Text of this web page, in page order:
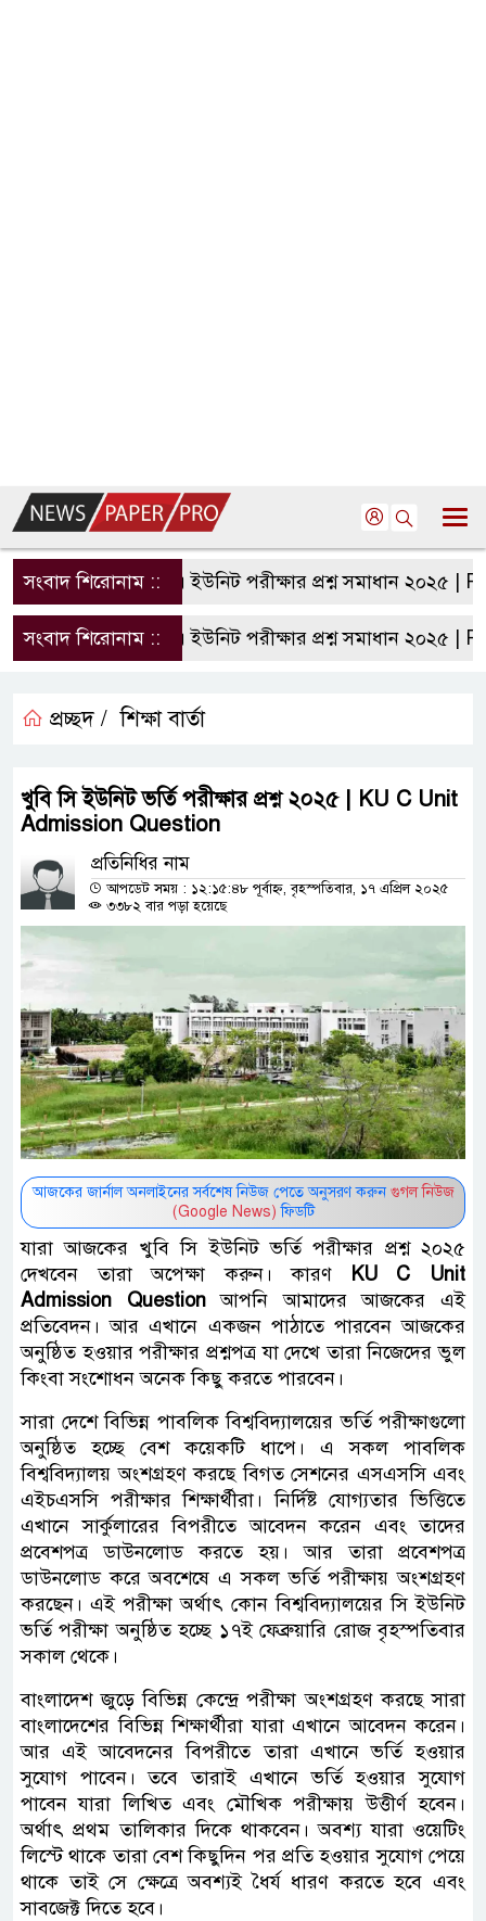
সংবাদ শিরোনাম ::রাবি এ ইউনিট পরীক্ষার প্রশ্ন সমাধান ২০২৫ |
সংবাদ শিরোনাম ::রাবি এ ইউনিট পরীক্ষার প্রশ্ন সমাধান ২০২৫ |
প্রচ্ছদ / শিক্ষা বার্তা
খুবি সি ইউনিট ভর্তি পরীক্ষার প্রশ্ন ২০২৫ | KU C Unit
Admission Question
প্রতিনিধির নাম
আপডেট সময় : ১২:১৫:৪৮ পূর্বাহ্ন, বৃহস্পতিবার, ১৭ এপ্রিল ২০২৫
৩৩৮২ বার পড়া হয়েছে
আজকের জার্নাল অনলাইনের সর্বশেষ নিউজ পেতে অনুসরণ করুন গুগল নিউজ
(Google News) ফিডটি
যারা আজকের খুবি সি ইউনিট ভর্তি পরীক্ষার প্রশ্ন ২০২৫
দেখবেন তারা অপেক্ষা করুন। কারণ
KU C Unit
Admission Questionআপনি আমাদের আজকের এই
প্রতিবেদন। আর এখানে একজন পাঠাতে পারবেন আজকের
অনুষ্ঠিত হওয়ার পরীক্ষার প্রশ্নপত্র যা দেখে তারা নিজেদের ভুল
কিংবা সংশোধন অনেক কিছু করতে পারবেন।
সারা দেশে বিভিন্ন পাবলিক বিশ্ববিদ্যালয়ের ভর্তি পরীক্ষাগুলো
অনুষ্ঠিত হচ্ছে বেশ কয়েকটি ধাপে। এ সকল পাবলিক
বিশ্ববিদ্যালয় অংশগ্রহণ করছে বিগত সেশনের এসএসসি এবং
এইচএসসি পরীক্ষার শিক্ষার্থীরা। নির্দিষ্ট যোগ্যতার ভিত্তিতে
এখানে সার্কুলারের বিপরীতে আবেদন করেন এবং তাদের
প্রবেশপত্র ডাউনলোড করতে হয়। আর তারা প্রবেশপত্র
ডাউনলোড করে অবশেষে এ সকল ভর্তি পরীক্ষায় অংশগ্রহণ
করছেন। এই পরীক্ষা অর্থাৎ কোন বিশ্ববিদ্যালয়ের সি ইউনিট
ভর্তি পরীক্ষা অনুষ্ঠিত হচ্ছে ১৭ই ফেব্রুয়ারি রোজ বৃহস্পতিবার
সকাল থেকে।
বাংলাদেশ জুড়ে বিভিন্ন কেন্দ্রে পরীক্ষা অংশগ্রহণ করছে সারা
বাংলাদেশের বিভিন্ন শিক্ষার্থীরা যারা এখানে আবেদন করেন।
আর এই আবেদনের বিপরীতে তারা এখানে ভর্তি হওয়ার
সুযোগ পাবেন। তবে তারাই এখানে ভর্তি হওয়ার সুযোগ
পাবেন যারা লিখিত এবং মৌখিক পরীক্ষায় উত্তীর্ণ হবেন।
অর্থাৎ প্রথম তালিকার দিকে থাকবেন। অবশ্য যারা ওয়েটিং
লিস্টে থাকে তারা বেশ কিছুদিন পর প্রতি হওয়ার সুযোগ পেয়ে
থাকে তাই সে ক্ষেত্রে অবশ্যই ধৈর্য ধারণ করতে হবে এবং
সাবজেক্ট দিতে হবে।